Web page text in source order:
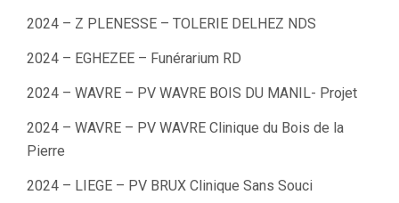
2024 – Z PLENESSE – TOLERIE DELHEZ NDS
2024 – EGHEZEE – Funérarium RD
2024 – WAVRE – PV WAVRE BOIS DU MANIL- Projet
2024 – WAVRE – PV WAVRE Clinique du Bois de la
Pierre
2024 – LIEGE – PV BRUX Clinique Sans Souci